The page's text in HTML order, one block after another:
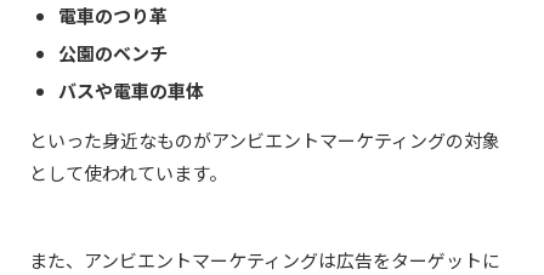
電車のつり革
公園のベンチ
バスや電車の車体
といった身近なものがアンビエントマーケティングの対象
として使われています。
また、アンビエントマーケティングは広告をターゲットに